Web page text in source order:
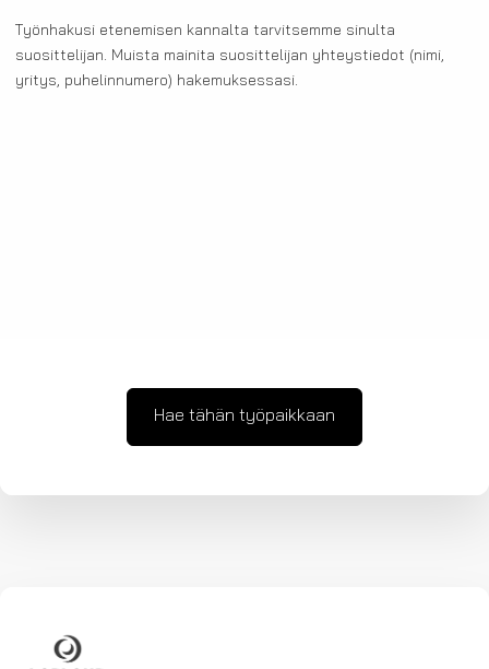
Työnhakusi etenemisen kannalta tarvitsemme sinulta
suosittelijan. Muista mainita suosittelijan yhteystiedot (nimi,
yritys, puhelinnumero) hakemuksessasi.
Hae tähän työpaikkaan